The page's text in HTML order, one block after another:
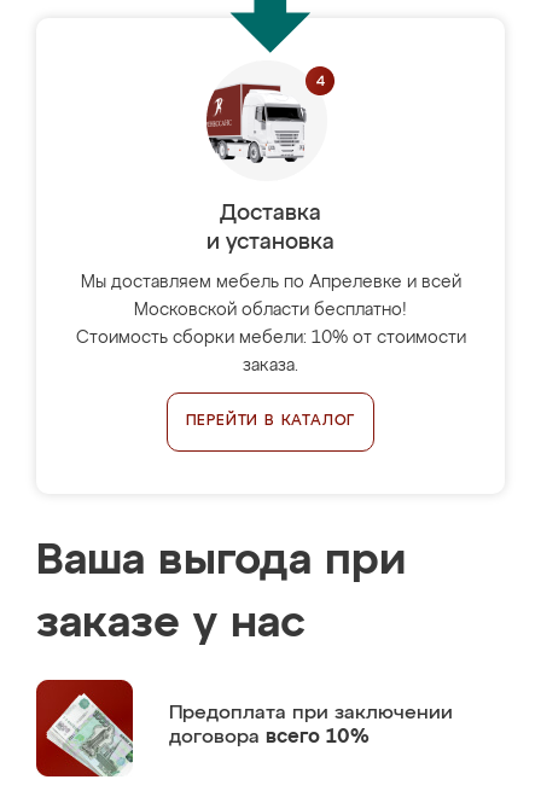
Доставка
и установка
Мы доставляем мебель по Апрелевке и всей
Московской области бесплатно!
Стоимость сборки мебели: 10% от стоимости
заказа.
ПЕРЕЙТИ В КАТАЛОГ
Ваша выгода при
заказе у нас
Предоплата при заключении
договора всего 10%